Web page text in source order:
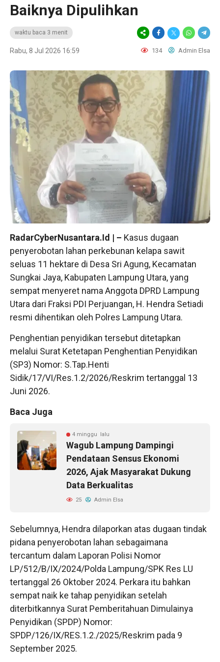
Baiknya Dipulihkan
waktu baca 3 menit
Rabu, 8 Jul 2026 16:59 134 Admin Elsa
RadarCyberNusantara.Id | – Kasus dugaan
penyerobotan lahan perkebunan kelapa sawit
seluas 11 hektare di Desa Sri Agung, Kecamatan
Sungkai Jaya, Kabupaten Lampung Utara, yang
sempat menyeret nama Anggota DPRD Lampung
Utara dari Fraksi PDI Perjuangan, H. Hendra Setiadi
resmi dihentikan oleh Polres Lampung Utara.
Penghentian penyidikan tersebut ditetapkan
melalui Surat Ketetapan Penghentian Penyidikan
(SP3) Nomor: S.Tap.Henti
Sidik/17/VI/Res.1.2/2026/Reskrim tertanggal 13
Juni 2026.
Baca Juga
4 minggu lalu
Wagub Lampung Dampingi
Pendataan Sensus Ekonomi
2026, Ajak Masyarakat Dukung
Data Berkualitas
25 Admin Elsa
Sebelumnya, Hendra dilaporkan atas dugaan tindak
pidana penyerobotan lahan sebagaimana
tercantum dalam Laporan Polisi Nomor
LP/512/B/IX/2024/Polda Lampung/SPK Res LU
tertanggal 26 Oktober 2024. Perkara itu bahkan
sempat naik ke tahap penyidikan setelah
diterbitkannya Surat Pemberitahuan Dimulainya
Penyidikan (SPDP) Nomor:
SPDP/126/IX/RES.1.2./2025/Reskrim pada 9
September 2025.